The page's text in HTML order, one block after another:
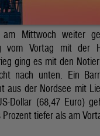
am Mittwoch weiter
vom Vortag mit der
ging es mit den
nach unten. Ein
aus der Nordsee mit
Dollar (68,47 Euro)
tiefer als am